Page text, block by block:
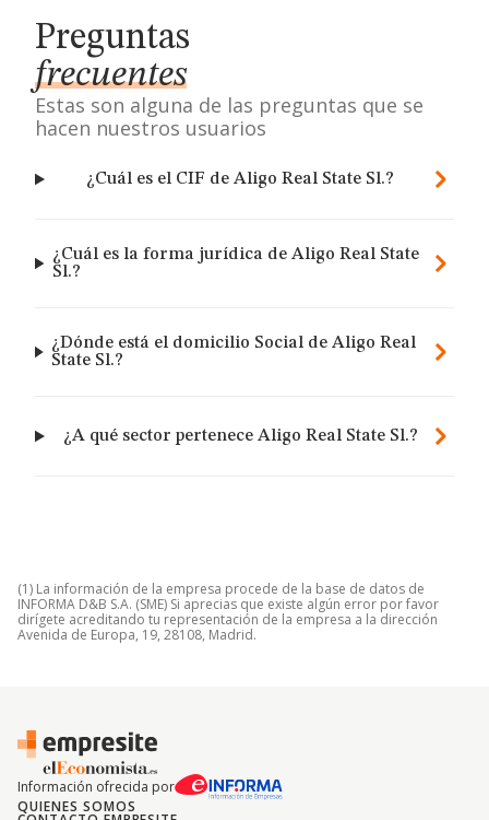
Preguntas
frecuentes
Estas son alguna de las preguntas que se
hacen nuestros usuarios
¿Cuál es el CIF de Aligo Real State Sl.?
¿Cuál es la forma jurídica de Aligo Real State
Sl.?
¿Dónde está el domicilio Social de Aligo Real
State Sl.?
¿A qué sector pertenece Aligo Real State Sl.?
(1) La información de la empresa procede de la base de datos de
INFORMA D&B S.A. (SME) Si aprecias que existe algún error por favor
dirígete acreditando tu representación de la empresa a la dirección
Avenida de Europa, 19, 28108, Madrid.
Información ofrecida por
QUIENES SOMOS